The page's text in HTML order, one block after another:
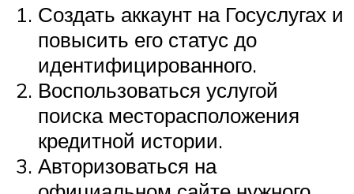
Создать аккаунт на Госуслугах и
повысить его статус до
идентифицированного.
Воспользоваться услугой
поиска месторасположения
кредитной истории.
Авторизоваться на